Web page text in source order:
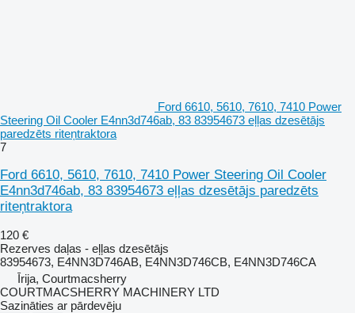
Ford 6610, 5610, 7610, 7410 Power
Steering Oil Cooler E4nn3d746ab, 83 83954673 eļļas dzesētājs
paredzēts riteņtraktora
7
Ford 6610, 5610, 7610, 7410 Power Steering Oil Cooler
E4nn3d746ab, 83 83954673 eļļas dzesētājs paredzēts
riteņtraktora
120 €
Rezerves daļas - eļļas dzesētājs
83954673, E4NN3D746AB, E4NN3D746CB, E4NN3D746CA
Īrija, Courtmacsherry
COURTMACSHERRY MACHINERY LTD
Sazināties ar pārdevēju